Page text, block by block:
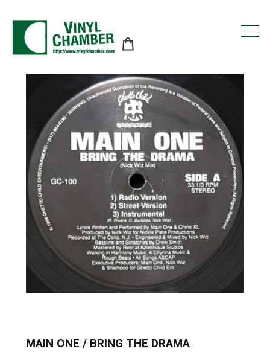
MAIN ONE / BRING THE DRAMA